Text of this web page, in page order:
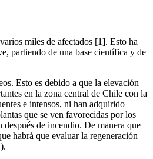
miles de afectados [1]. Esto ha
partiendo de una base científica y de
Esto es debido a que la elevación
en la zona central de Chile con la
e intensos, ni han adquirido
que se ven favorecidas por los
de incendio. De manera que
habrá que evaluar la regeneración